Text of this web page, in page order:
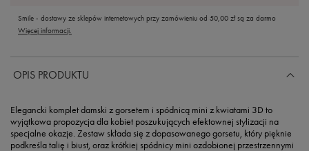
Smile - dostawy ze sklepów internetowych przy zamówieniu od 50,00 złsą za darmo
Więcej informacji.
OPIS PRODUKTU
Elegancki komplet damski z gorsetem i spódnicą mini z kwiatami 3D to
wyjątkowa propozycja dla kobiet poszukujących efektownej stylizacji na
specjalne okazje. Zestaw składa się z dopasowanego gorsetu, który pięknie
podkreśla talię i biust, oraz krótkiej spódnicy mini ozdobionej przestrzennymi